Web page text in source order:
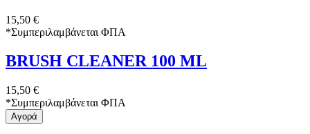
15,50 €
*Συμπεριλαμβάνεται ΦΠΑ
BRUSH CLEANER 100 ML
15,50 €
*Συμπεριλαμβάνεται ΦΠΑ
Αγορά